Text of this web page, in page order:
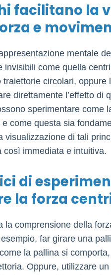
facilitano la
e
mentale
invisibili come quella
traiettorie circolari,
direttamente l’effetto di
sperimentare come
come questa sia
visualizzazione di tali
così immediata e intuitiva.
di
la forza
la comprensione della
far girare una
la pallina si
Oppure, utilizzare